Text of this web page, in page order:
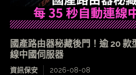
國產路由器秘藏後門！逾 20 款
線中國伺服器
資訊保安 2026-08-08